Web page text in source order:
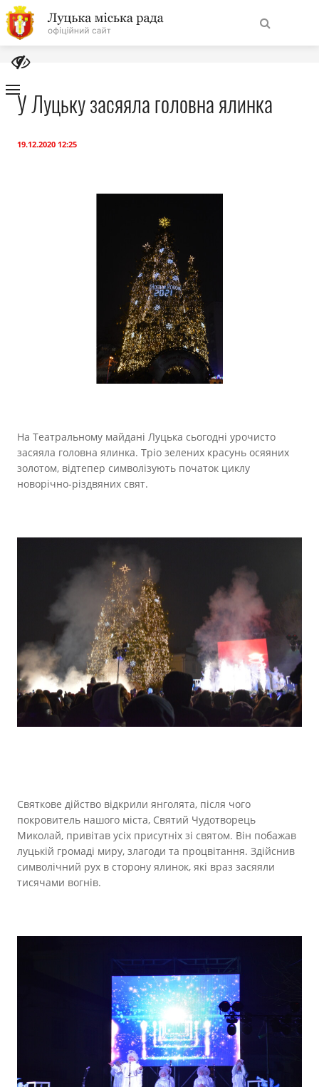
На
головну
Міська рада
Бюджет
Публічна інформація
Прозорість влади
Документи
У Луцьку засяяла головна ялинка
19.12.2020 12:25
На Театральному майдані Луцька сьогодні урочисто
засяяла головна ялинка. Тріо зелених красунь осяяних
золотом, відтепер символізують початок циклу
новорічно-різдвяних свят.
Святкове дійство відкрили янголята, після чого
покровитель нашого міста, Святий Чудотворець
Миколай, привітав усіх присутніх зі святом. Він побажав
луцькій громаді миру, злагоди та процвітання. Здійснив
символічний рух в сторону ялинок, які враз засяяли
тисячами вогнів.